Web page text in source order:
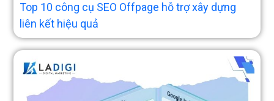
Top 10 công cụ SEO Offpage hỗ trợ xây dựng
liên kết hiệu quả